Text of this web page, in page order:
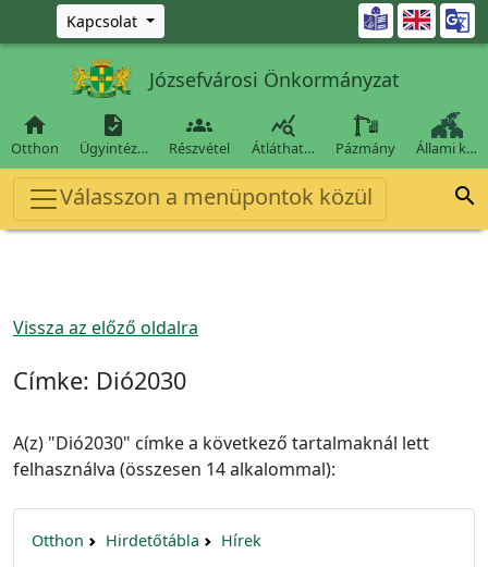
Ugrás a fő tartalomra
Kapcsolat 
Józsefvárosi Önkormányzat

Otthon

Ügyintéz…

Részvétel

Átláthat… Pázmány Állami k…
Válasszon a menüpontok közül 
Vissza az előző oldalra
Címke: Dió2030
A(z) "Dió2030" címke a következő tartalmaknál lett
felhasználva (összesen 14 alkalommal):
Otthon Hirdetőtábla Hírek